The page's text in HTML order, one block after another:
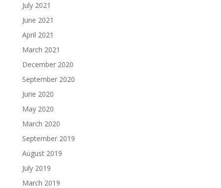
July 2021
June 2021
April 2021
March 2021
December 2020
September 2020
June 2020
May 2020
March 2020
September 2019
August 2019
July 2019
March 2019